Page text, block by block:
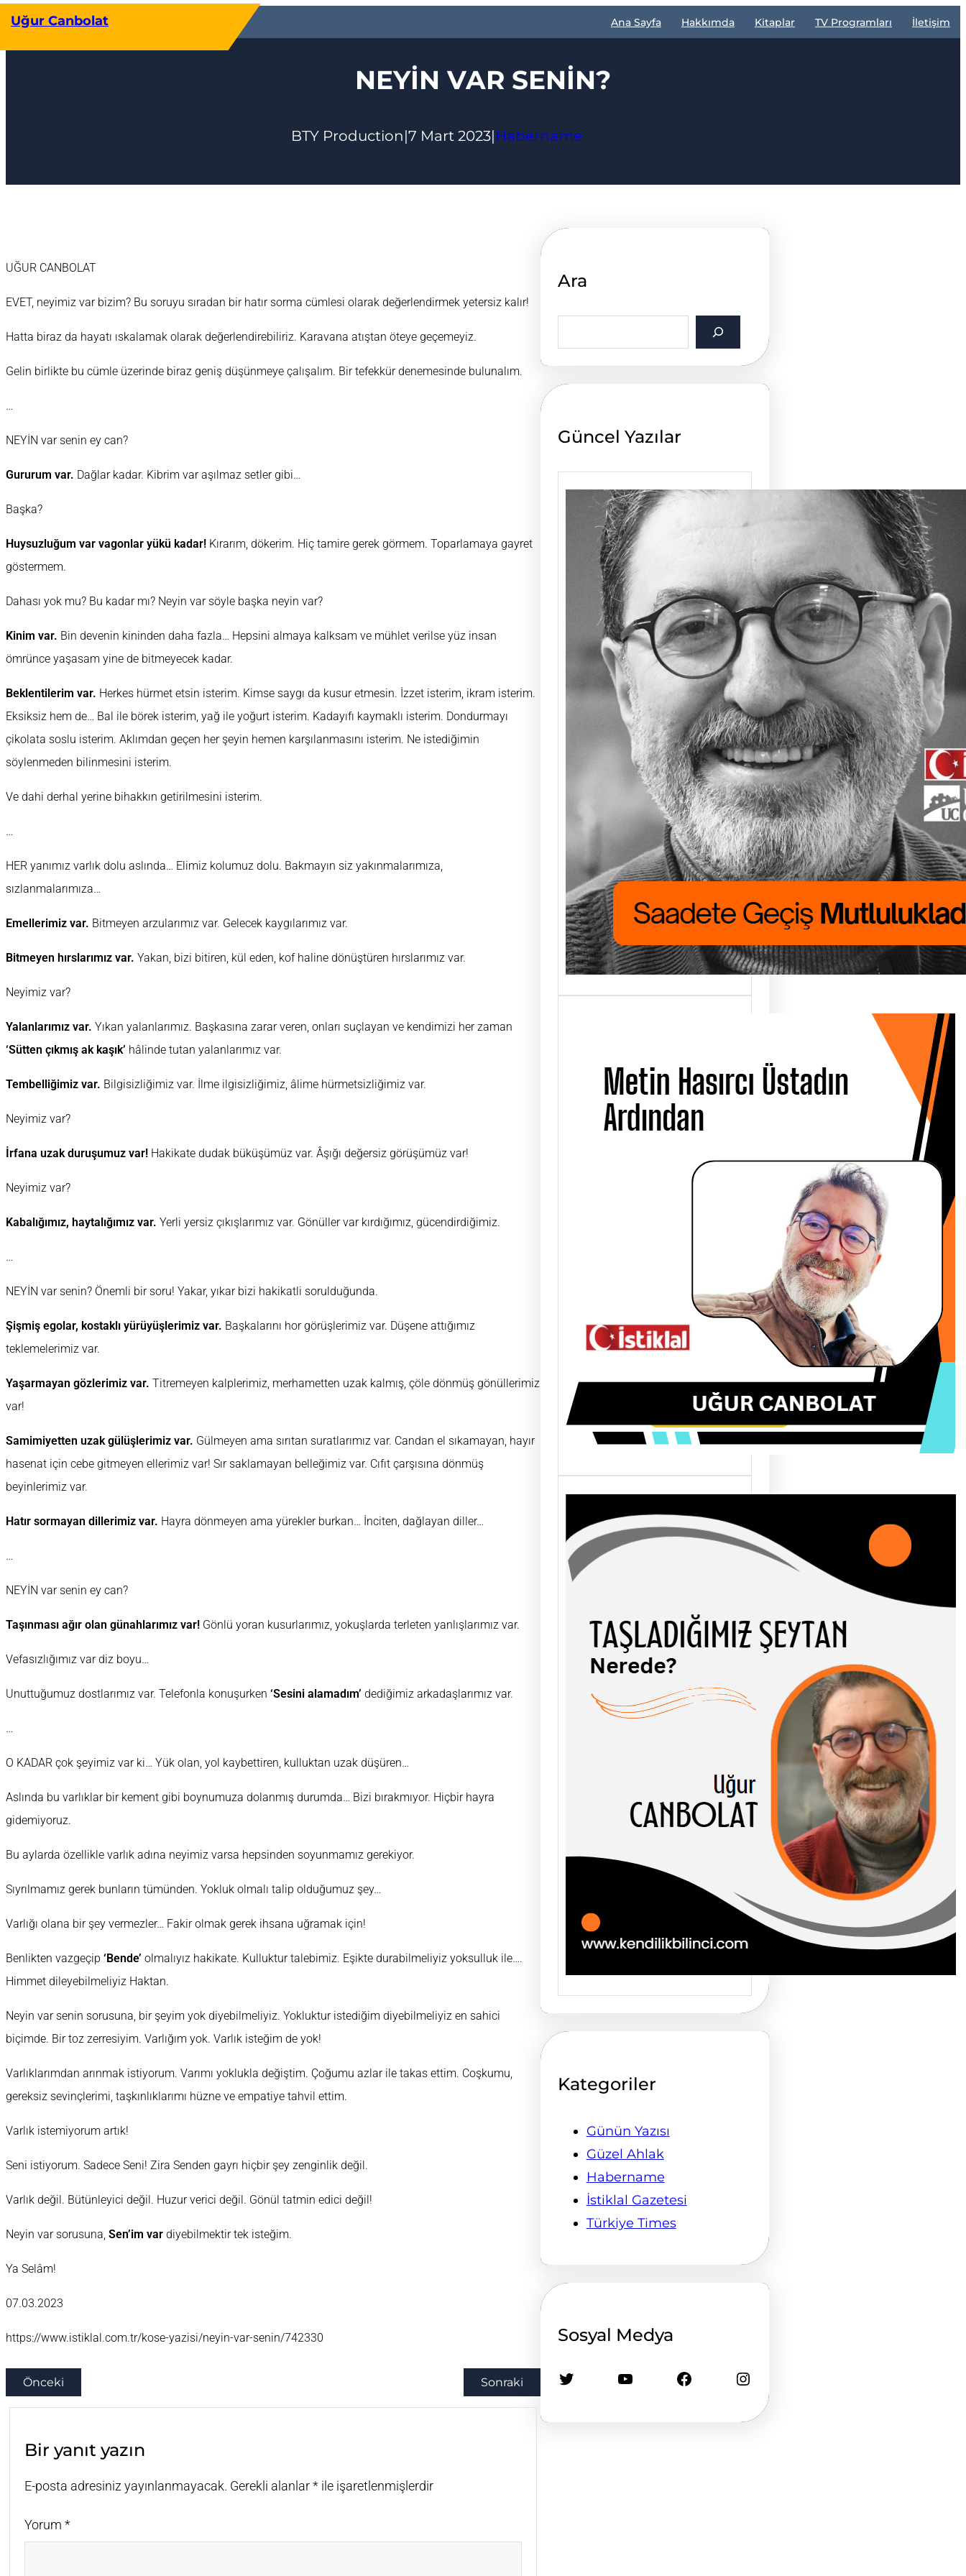
geç
Uğur Canbolat Ana Sayfa Hakkımda Kitaplar TV Programları İletişim
NEYİN VAR SENİN?
BTY Production|7 Mart 2023|Habername
UĞUR CANBOLAT
EVET, neyimiz var bizim? Bu soruyu sıradan bir hatır sorma cümlesi olarak değerlendirmek yetersiz kalır!
Hatta biraz da hayatı ıskalamak olarak değerlendirebiliriz. Karavana atıştan öteye geçemeyiz.
Gelin birlikte bu cümle üzerinde biraz geniş düşünmeye çalışalım. Bir tefekkür denemesinde bulunalım.
…
NEYİN var senin ey can?
Gururum var. Dağlar kadar. Kibrim var aşılmaz setler gibi…
Başka?
Huysuzluğum var vagonlar yükü kadar! Kırarım, dökerim. Hiç tamire gerek görmem. Toparlamaya gayret
göstermem.
Dahası yok mu? Bu kadar mı? Neyin var söyle başka neyin var?
Kinim var. Bin devenin kininden daha fazla… Hepsini almaya kalksam ve mühlet verilse yüz insan
ömrünce yaşasam yine de bitmeyecek kadar.
Beklentilerim var. Herkes hürmet etsin isterim. Kimse saygı da kusur etmesin. İzzet isterim, ikram isterim.
Eksiksiz hem de… Bal ile börek isterim, yağ ile yoğurt isterim. Kadayıfı kaymaklı isterim. Dondurmayı
çikolata soslu isterim. Aklımdan geçen her şeyin hemen karşılanmasını isterim. Ne istediğimin
söylenmeden bilinmesini isterim.
Ve dahi derhal yerine bihakkın getirilmesini isterim.
…
HER yanımız varlık dolu aslında… Elimiz kolumuz dolu. Bakmayın siz yakınmalarımıza,
sızlanmalarımıza…
Emellerimiz var. Bitmeyen arzularımız var. Gelecek kaygılarımız var.
Bitmeyen hırslarımız var. Yakan, bizi bitiren, kül eden, kof haline dönüştüren hırslarımız var.
Neyimiz var?
Yalanlarımız var. Yıkan yalanlarımız. Başkasına zarar veren, onları suçlayan ve kendimizi her zaman
‘Sütten çıkmış ak kaşık’ hâlinde tutan yalanlarımız var.
Tembelliğimiz var. Bilgisizliğimiz var. İlme ilgisizliğimiz, âlime hürmetsizliğimiz var.
Neyimiz var?
İrfana uzak duruşumuz var! Hakikate dudak büküşümüz var. Âşığı değersiz görüşümüz var!
Neyimiz var?
Kabalığımız, haytalığımız var. Yerli yersiz çıkışlarımız var. Gönüller var kırdığımız, gücendirdiğimiz.
…
NEYİN var senin? Önemli bir soru! Yakar, yıkar bizi hakikatli sorulduğunda.
Şişmiş egolar, kostaklı yürüyüşlerimiz var. Başkalarını hor görüşlerimiz var. Düşene attığımız
teklemelerimiz var.
Yaşarmayan gözlerimiz var. Titremeyen kalplerimiz, merhametten uzak kalmış, çöle dönmüş gönüllerimiz
var!
Samimiyetten uzak gülüşlerimiz var. Gülmeyen ama sırıtan suratlarımız var. Candan el sıkamayan, hayır
hasenat için cebe gitmeyen ellerimiz var! Sır saklamayan belleğimiz var. Cıfıt çarşısına dönmüş
beyinlerimiz var.
Hatır sormayan dillerimiz var. Hayra dönmeyen ama yürekler burkan… İnciten, dağlayan diller…
…
NEYİN var senin ey can?
Taşınması ağır olan günahlarımız var! Gönlü yoran kusurlarımız, yokuşlarda terleten yanlışlarımız var.
Vefasızlığımız var diz boyu…
Unuttuğumuz dostlarımız var. Telefonla konuşurken ‘Sesini alamadım’ dediğimiz arkadaşlarımız var.
…
O KADAR çok şeyimiz var ki… Yük olan, yol kaybettiren, kulluktan uzak düşüren…
Aslında bu varlıklar bir kement gibi boynumuza dolanmış durumda… Bizi bırakmıyor. Hiçbir hayra
gidemiyoruz.
Bu aylarda özellikle varlık adına neyimiz varsa hepsinden soyunmamız gerekiyor.
Sıyrılmamız gerek bunların tümünden. Yokluk olmalı talip olduğumuz şey…
Varlığı olana bir şey vermezler… Fakir olmak gerek ihsana uğramak için!
Benlikten vazgeçip ‘Bende’ olmalıyız hakikate. Kulluktur talebimiz. Eşikte durabilmeliyiz yoksulluk ile….
Himmet dileyebilmeliyiz Haktan.
Neyin var senin sorusuna, bir şeyim yok diyebilmeliyiz. Yokluktur istediğim diyebilmeliyiz en sahici
biçimde. Bir toz zerresiyim. Varlığım yok. Varlık isteğim de yok!
Varlıklarımdan arınmak istiyorum. Varımı yoklukla değiştim. Çoğumu azlar ile takas ettim. Coşkumu,
gereksiz sevinçlerimi, taşkınlıklarımı hüzne ve empatiye tahvil ettim.
Varlık istemiyorum artık!
Seni istiyorum. Sadece Seni! Zira Senden gayrı hiçbir şey zenginlik değil.
Varlık değil. Bütünleyici değil. Huzur verici değil. Gönül tatmin edici değil!
Neyin var sorusuna, Sen’im var diyebilmektir tek isteğim.
Ya Selâm!
07.03.2023
https://www.istiklal.com.tr/kose-yazisi/neyin-var-senin/742330
Önceki Sonraki
Bir yanıt yazın
E-posta adresiniz yayınlanmayacak. Gerekli alanlar* ile işaretlenmişlerdir
Yorum *
Ara
a
h
Güncel Yazılar
Saadete Geçiş
Mutlulukladır
UĞUR CANBOLAT
FUKARALIK boyumuzu
aşıyordu. Günlük
nafakasını çıkarmak
için hasat…
TAŞLADIĞIMIZ
ŞEYTAN NEREDE?
olguları birbirinden…
Kategoriler
Günün Yazısı
Güzel Ahlak
Habername
İstiklal Gazetesi
Türkiye Times
Sosyal Medya
Twitter YouTube Facebook Instagram